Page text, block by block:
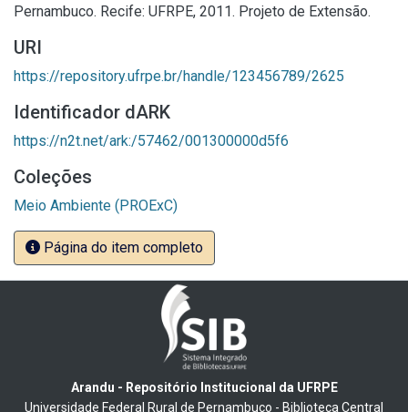
Pernambuco. Recife: UFRPE, 2011. Projeto de Extensão.
URI
https://repository.ufrpe.br/handle/123456789/2625
Identificador dARK
https://n2t.net/ark:/57462/001300000d5f6
Coleções
Meio Ambiente (PROExC)
Página do item completo
Arandu - Repositório Institucional da UFRPE
Universidade Federal Rural de Pernambuco - Biblioteca Central